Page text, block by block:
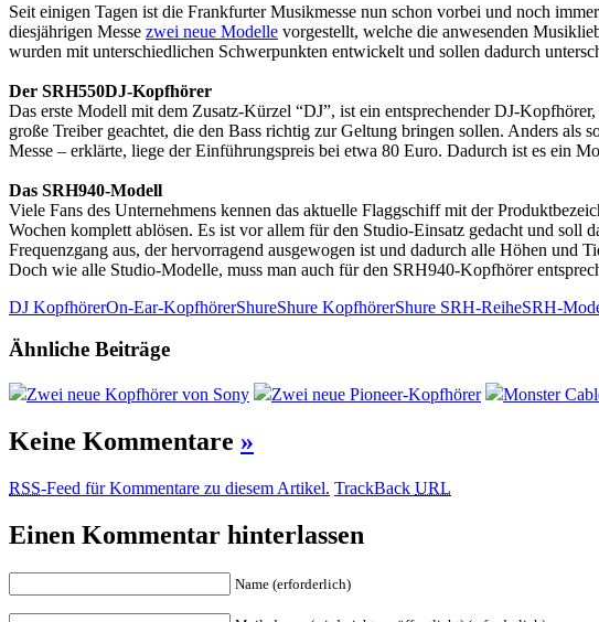
Seit einigen Tagen ist die Frankfurter Musikmesse nun schon vorbei und noch
diesjährigen Messe zwei neue Modelle vorgestellt, welche die anwesenden
wurden mit unterschiedlichen Schwerpunkten entwickelt und sollen dadurch
Der SRH550DJ-Kopfhörer
Das erste Modell mit dem Zusatz-Kürzel “DJ”, ist ein entsprechender DJ-
große Treiber geachtet, die den Bass richtig zur Geltung bringen sollen. Anders
Messe – erklärte, liege der Einführungspreis bei etwa 80 Euro. Dadurch ist es ein
Das SRH940-Modell
Viele Fans des Unternehmens kennen das aktuelle Flaggschiff mit der
Wochen komplett ablösen. Es ist vor allem für den Studio-Einsatz gedacht und
Frequenzgang aus, der hervorragend ausgewogen ist und dadurch alle Höhen und
Doch wie alle Studio-Modelle, muss man auch für den SRH940-Kopfhörer
DJ KopfhörerOn-Ear-KopfhörerShureShure KopfhörerShure SRH-ReiheSRH-
Ähnliche Beiträge
Zwei neue Kopfhörer von Sony Zwei neue Pioneer-Kopfhörer Monster
Keine Kommentare »
RSS-Feed für Kommentare zu diesem Artikel. TrackBack URL
Einen Kommentar hinterlassen
Name (erforderlich)